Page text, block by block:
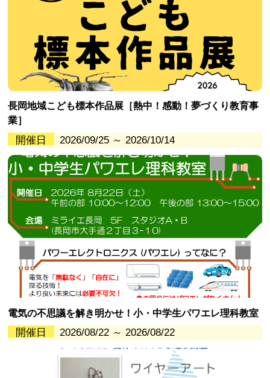
長岡地域こども標本作品展［熱中！感動！夢づくり教育事
業］
開催日 2026/09/25 ～ 2026/10/14
電気の不思議を解き明かせ！小・中学生パワエレ理科教室
開催日 2026/08/22 ～ 2026/08/22